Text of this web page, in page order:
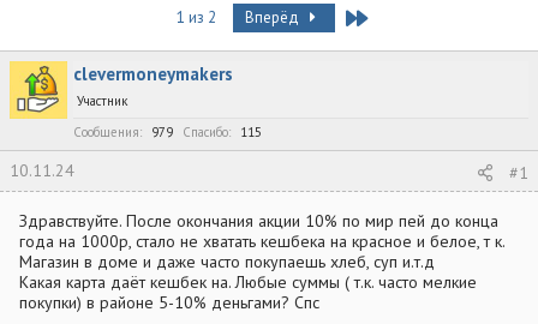
р
т
е
м
н
а
л
1 из 2 Вперёд Last
clevermoneymakers
Участник
Сообщения
979 Спасибо 115
10.11.24 #1
Здравствуйте. После окончания акции 10% по мир пей до конца
года на 1000р, стало не хватать кешбека на красное и белое, т к.
Магазин в доме и даже часто покупаешь хлеб, суп и.т.д
Какая карта даёт кешбек на. Любые суммы ( т.к. часто мелкие
покупки) в районе 5-10% деньгами? Спс